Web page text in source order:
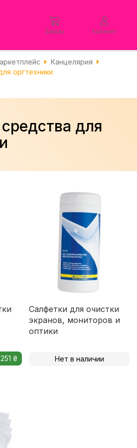
Заказы Кабинет
Канцелярия
оргтехники
для
251 ₴
Салфетки для очистки
экранов, мониторов и
оптики
Нет в наличии